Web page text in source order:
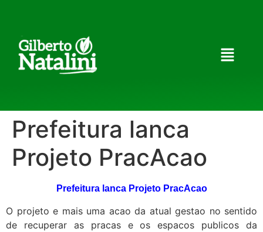
Prefeitura lanca
Projeto PracAcao
Prefeitura lanca Projeto PracAcao
O projeto e mais uma acao da atual gestao no sentido
de recuperar as pracas e os espacos publicos da